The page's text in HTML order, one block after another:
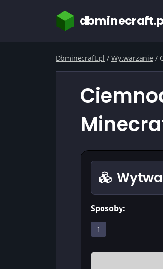
Dbminecraft.pl / Wytwarzanie /
Sposoby:
1